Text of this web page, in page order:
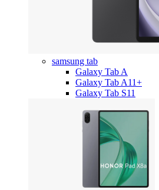
samsung tab
Galaxy Tab A
Galaxy Tab A11+
Galaxy Tab S11